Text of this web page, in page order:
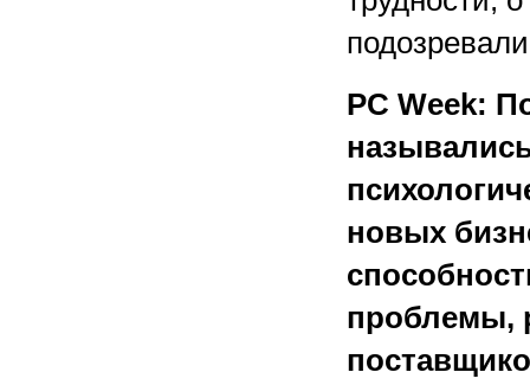
PC Week:
новых
проблемы,